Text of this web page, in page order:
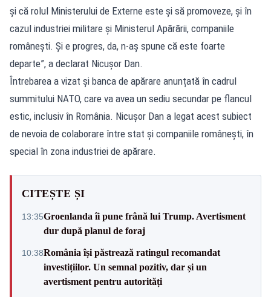
și că rolul Ministerului de Externe este și să promoveze, și în
cazul industriei militare și Ministerul Apărării, companiile
românești. Și e progres, da, n-aș spune că este foarte
departe”, a declarat Nicușor Dan.
Întrebarea a vizat și banca de apărare anunțată în cadrul
summitului NATO, care va avea un sediu secundar pe flancul
estic, inclusiv în România. Nicușor Dan a legat acest subiect
de nevoia de colaborare între stat și companiile românești, în
special în zona industriei de apărare.
CITEȘTE ȘI
13:35Groenlanda îi pune frână lui Trump. Avertisment
dur după planul de foraj
10:38România își păstrează ratingul recomandat
investițiilor. Un semnal pozitiv, dar și un
avertisment pentru autorități